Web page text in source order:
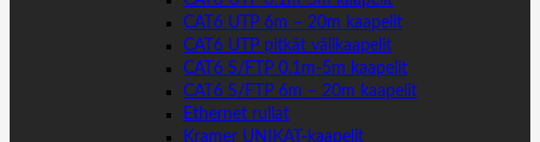
CAT6 UTP 6m – 20m kaapelit
CAT6 UTP pitkät välikaapelit
CAT6 S/FTP 0.1m-5m kaapelit
CAT6 S/FTP 6m – 20m kaapelit
Ethernet rullat
Kramer UNIKAT-kaapelit